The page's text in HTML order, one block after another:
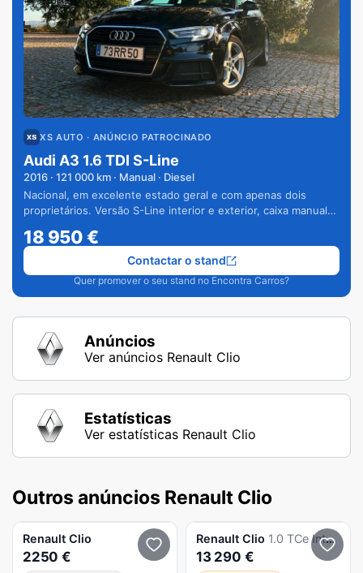
XS AUTO · ANÚNCIO PATROCINADO
Audi A3 1.6 TDI S-Line
2016 · 121 000 km · Manual · Diesel
Nacional, em excelente estado geral e com apenas dois
proprietários. Versão S-Line interior e exterior, caixa manual
18 950€
Quer promover o seu stand no Encontra Carros?
Contactar o stand
Anúncios
Ver anúncios Renault Clio
Estatísticas
Ver estatísticas Renault Clio
Outros anúncios Renault Clio
Renault Clio
2250 €
Renault Clio 1.0 TCe Intens
13 290 €